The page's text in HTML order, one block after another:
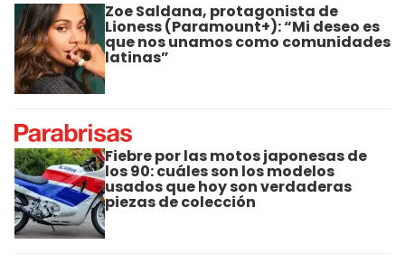
Zoe Saldana, protagonista de
Lioness (Paramount+): “Mi deseo es
que nos unamos como comunidades
latinas”
Fiebre por las motos japonesas de
los 90: cuáles son los modelos
usados que hoy son verdaderas
piezas de colección